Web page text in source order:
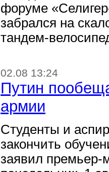
форуме
забрался на
тандем-
02.08 13:24
Путин
армии
Студенты и
закончить
заявил